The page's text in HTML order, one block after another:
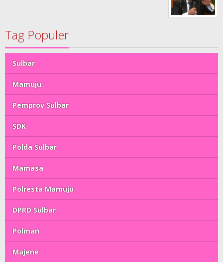
Tag Populer
Sulbar
Mamuju
Pemprov Sulbar
SDK
Polda Sulbar
Mamasa
Polresta Mamuju
DPRD Sulbar
Polman
Majene